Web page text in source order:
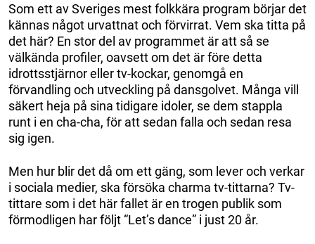
Som ett av Sveriges mest folkkära program börjar det
kännas något urvattnat och förvirrat. Vem ska titta på
det här? En stor del av programmet är att så se
välkända profiler, oavsett om det är före detta
idrottsstjärnor eller tv-kockar, genomgå en
förvandling och utveckling på dansgolvet. Många vill
säkert heja på sina tidigare idoler, se dem stappla
runt i en cha-cha, för att sedan falla och sedan resa
sig igen.
Men hur blir det då om ett gäng, som lever och verkar
i sociala medier, ska försöka charma tv-tittarna? Tv-
tittare som i det här fallet är en trogen publik som
förmodligen har följt “Let’s dance” i just 20 år.